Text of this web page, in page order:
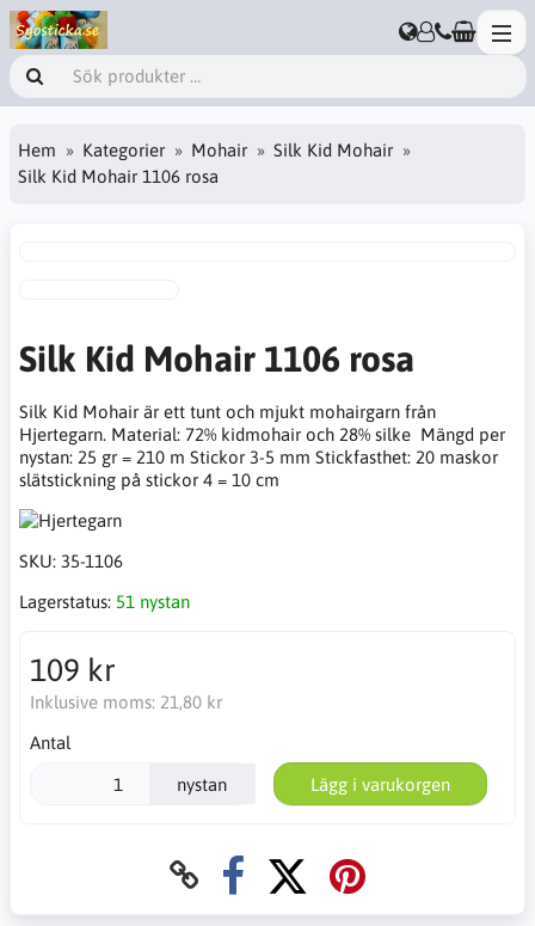
Hem Kategorier Mohair
Silk Kid Mohair
Silk Kid Mohair 1106 rosa
Silk Kid Mohair 1106 rosa
Silk Kid Mohair är ett tunt och mjukt mohairgarn från
Hjertegarn. Material: 72% kidmohair och 28% silke Mängd per
nystan: 25 gr = 210 m Stickor 3-5 mm Stickfasthet: 20 maskor
slätstickning på stickor 4 = 10 cm
SKU: 35-1106
Lagerstatus: 51 nystan
109 kr
Inklusive moms: 21,80 kr
Antal
nystan Lägg i varukorgen